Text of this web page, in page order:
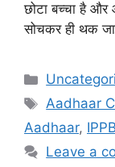
छोटा बच्चा है
सोचकर ही थक
Categories
Tags
Aadhaar
Aadhaar, IPPB
Leave a